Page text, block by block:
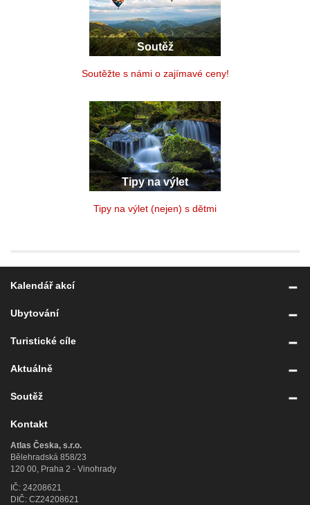
Soutěž
Soutěžte s námi o zajímavé ceny!
Tipy na výlet
Tipy na výlet (nejen) s dětmi
Kalendář akcí
Ubytování
Turistické cíle
Aktuálně
Soutěž
Kontakt
Atlas Česka, s.r.o.
Bělehradská 858/23
120 00, Praha 2 - Vinohrady
IČ: 24208621
DIČ: CZ24208621